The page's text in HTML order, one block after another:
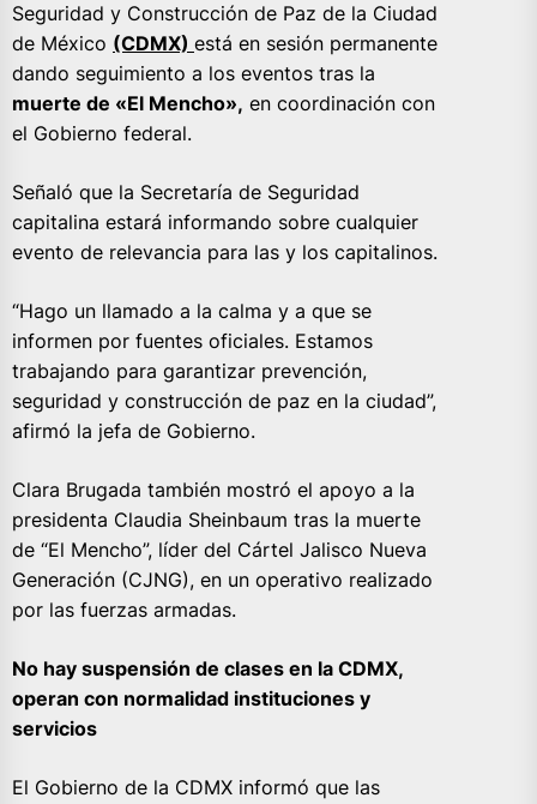
Seguridad y Construcción de Paz de la Ciudad
de México (CDMX) está en sesión permanente
dando seguimiento a los eventos tras la
muerte de «El Mencho», en coordinación con
el Gobierno federal.
Señaló que la Secretaría de Seguridad
capitalina estará informando sobre cualquier
evento de relevancia para las y los capitalinos.
“Hago un llamado a la calma y a que se
informen por fuentes oficiales. Estamos
trabajando para garantizar prevención,
seguridad y construcción de paz en la ciudad”,
afirmó la jefa de Gobierno.
Clara Brugada también mostró el apoyo a la
presidenta Claudia Sheinbaum tras la muerte
de “El Mencho”, líder del Cártel Jalisco Nueva
Generación (CJNG), en un operativo realizado
por las fuerzas armadas.
No hay suspensión de clases en la CDMX,
operan con normalidad instituciones y
servicios
El Gobierno de la CDMX informó que las